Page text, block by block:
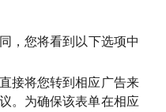
，您将看到以下选项中
接将您转到相应广告来
。为确保该表单在相应